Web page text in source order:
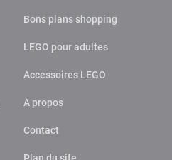
Bons plans shopping
LEGO pour adultes
Accessoires LEGO
A propos
Contact
Plan du site